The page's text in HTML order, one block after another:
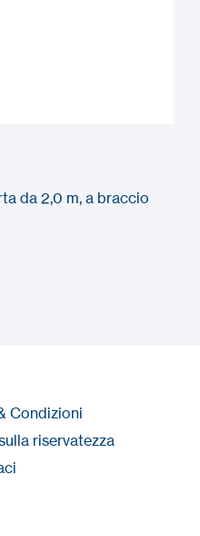
da 2,0 m, a braccio
Condizioni
riservatezza